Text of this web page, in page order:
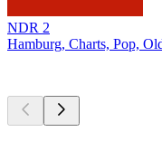
NDR 2
Hamburg, Charts, Pop,